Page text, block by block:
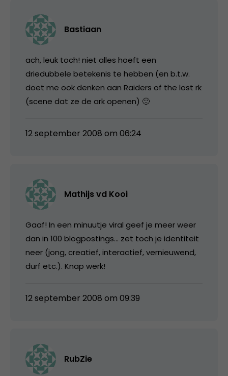
Bastiaan
ach, leuk toch! niet alles hoeft een
driedubbele betekenis te hebben (en b.t.w.
doet me ook denken aan Raiders of the lost rk
(scene dat ze de ark openen) 🙂
12 september 2008 om 06:24
Mathijs vd Kooi
Gaaf! In een minuutje viral geef je meer weer
dan in 100 blogpostings… zet toch je identiteit
neer (jong, creatief, interactief, vernieuwend,
durf etc.). Knap werk!
12 september 2008 om 09:39
RubZie